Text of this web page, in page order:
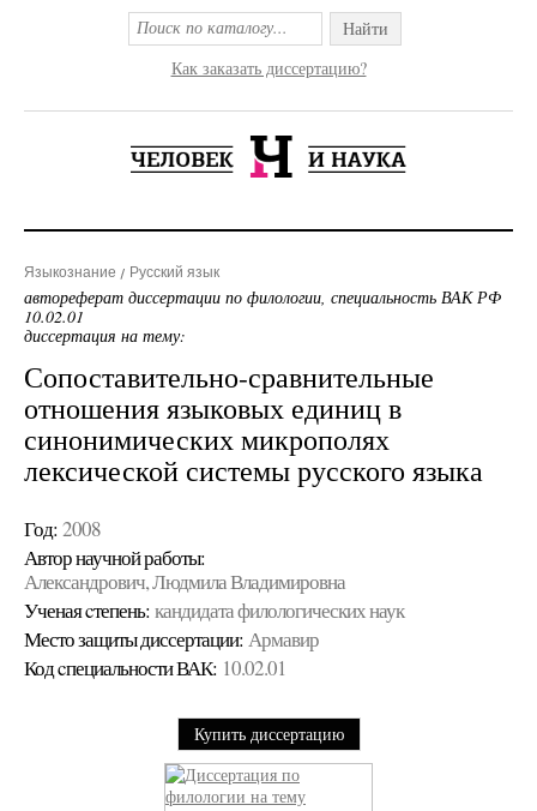
Найти
Как заказать диссертацию?
Языкознание Русский язык
автореферат диссертации по филологии, специальность ВАК РФ
10.02.01
диссертация на тему:
Сопоставительно-сравнительные
отношения языковых единиц в
синонимических микрополях
лексической системы русского языка
Год: 2008
Автор научной работы:
Александрович, Людмила Владимировна
Ученая cтепень: кандидата филологических наук
Место защиты диссертации: Армавир
Код cпециальности ВАК: 10.02.01
Купить диссертацию